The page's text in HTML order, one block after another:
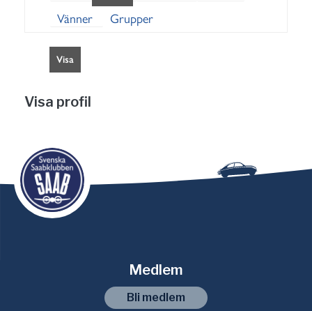
Vänner
Grupper
Visa
Visa profil
Medlem
Bli medlem